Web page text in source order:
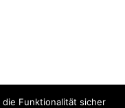
Funktionalität sicher